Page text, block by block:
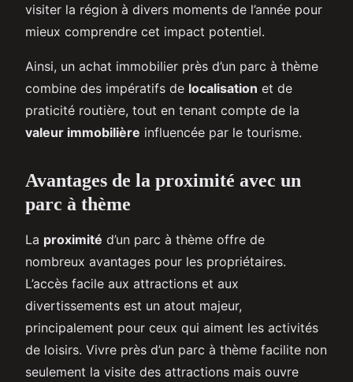
visiter la région à divers moments de l’année pour
mieux comprendre cet impact potentiel.
Ainsi, un achat immobilier près d’un parc à thème
combine des impératifs de localisation et de
praticité routière, tout en tenant compte de la
valeur immobilière influencée par le tourisme.
Avantages de la proximité avec un
parc à thème
La proximité d’un parc à thème offre de
nombreux avantages pour les propriétaires.
L’accès facile aux attractions et aux
divertissements est un atout majeur,
principalement pour ceux qui aiment les activités
de loisirs. Vivre près d’un parc à thème facilite non
seulement la visite des attractions mais ouvre